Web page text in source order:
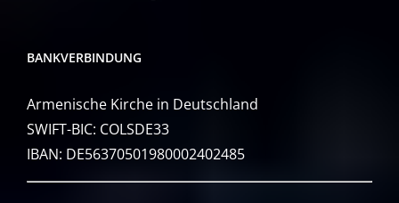
BANKVERBINDUNG
Armenische Kirche in Deutschland
SWIFT-BIC: COLSDE33
IBAN: DE56370501980002402485